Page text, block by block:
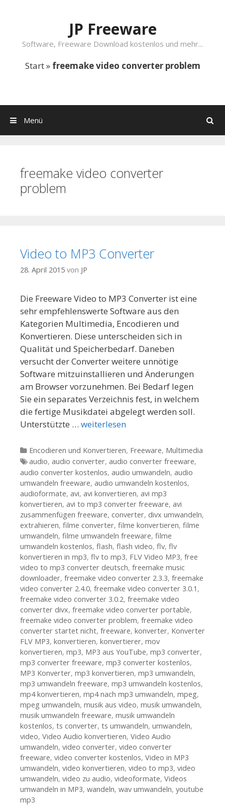
JP Freeware
Software, Freeware Download kostenlos und mehr...
Start» freemake video converter problem
Suchen
Menü
freemake video converter
problem
Video to MP3 Converter
28. April 2015 von JP
Die Freeware Video to MP3 Converter ist eine
sehr empfehlenswerte Software aus den
Kategorien Multimedia, Encodieren und
Konvertieren. Diese unterscheiden sich in
Qualität und Speicherbedarf. Daneben
versucht der Converter weitere unnötige
Software mitzuinstallieren und Änderungen
am Browser vorzunehmen. Bei Bedarf legen
Sie ein separates Verzeichnis fest, in welchem
die fertige Musikdatei abgelegt werden soll.
Unterstützte … weiterlesen
Kategorien
Encodieren und Konvertieren, Freeware, Multimedia
Tags
audio, audio converter, audio converter freeware,
audio converter kostenlos, audio umwandeln, audio
umwandeln freeware, audio umwandeln kostenlos,
audioformate, avi, avi konvertieren, avi mp3
konvertieren, avi to mp3 converter freeware, avi
zusammenfügen freeware, converter, divx umwandeln,
extrahieren, filme converter, filme konvertieren, filme
umwandeln, filme umwandeln freeware, filme
umwandeln kostenlos, flash, flash video, flv, flv
konvertieren in mp3, flv to mp3, FLV Video MP3, free
video to mp3 converter deutsch, freemake music
downloader, freemake video converter 2.3.3, freemake
video converter 2.4.0, freemake video converter 3.0.1 ,
freemake video converter 3.0.2, freemake video
converter divx, freemake video converter portable,
freemake video converter problem, freemake video
converter startet nicht, freeware, konverter, Konverter
FLV MP3, konvertieren, konvertierer, mov
konvertieren, mp3, MP3 aus YouTube, mp3 converter,
mp3 converter freeware, mp3 converter kostenlos,
MP3 Konverter, mp3 konvertieren, mp3 umwandeln,
mp3 umwandeln freeware, mp3 umwandeln kostenlos,
mp4 konvertieren, mp4 nach mp3 umwandeln, mpeg,
mpeg umwandeln, musik aus video, musik umwandeln,
musik umwandeln freeware, musik umwandeln
kostenlos, ts converter, ts umwandeln, umwandeln,
video, Video Audio konvertieren, Video Audio
umwandeln, video converter, video converter
freeware, video converter kostenlos, Video in MP3
umwandeln, video konvertieren, video to mp3, video
umwandeln, video zu audio, videoformate, Videos
umwandeln in MP3, wandeln, wav umwandeln, youtube
mp3